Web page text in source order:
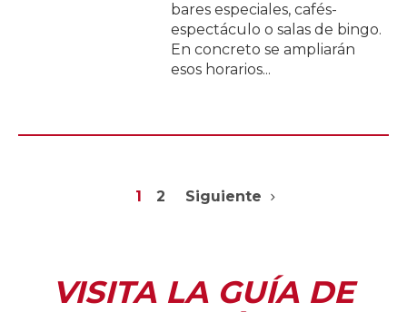
bares especiales, cafés-
espectáculo o salas de bingo.
En concreto se ampliarán
esos horarios...
1 2 Siguiente
VISITA LA GUÍA DE